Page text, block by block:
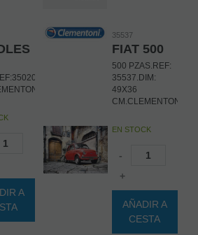
A
35537
FIAT 500
500 PZAS.REF:
35537.DIM:
49X36
CM.CLEMENTONI
EN STOCK
-
+
AÑADIR A
CESTA